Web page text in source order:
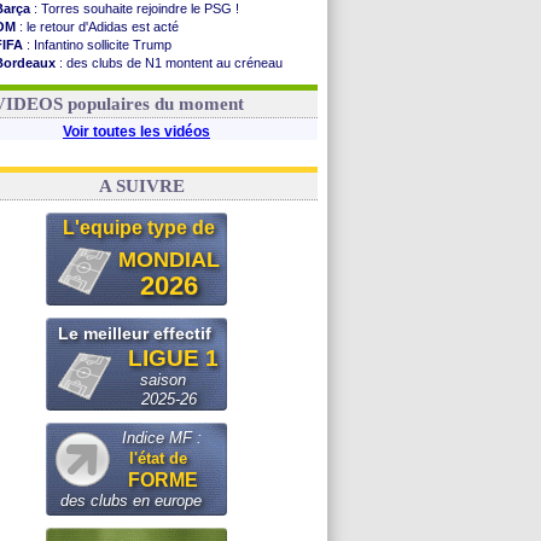
: Torres souhaite rejoindre le PSG !
: le retour d'Adidas est acté
: Infantino sollicite Trump
: des clubs de N1 montent au créneau
: le démenti de Leipzig pour Diomandé
populaires du moment
Voir toutes les vidéos
A SUIVRE
L'equipe type de
MONDIAL
2026
Le meilleur effectif
LIGUE 1
saison
2025-26
Indice MF :
l'état de
FORME
des clubs en europe